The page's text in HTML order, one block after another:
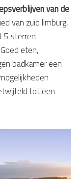
van de
van zuid limburg,
5 sterren
eten,
badkamer een
tot een